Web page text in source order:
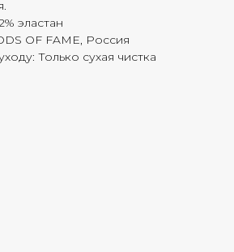
эластан
OF FAME, Россия
Только сухая чистка